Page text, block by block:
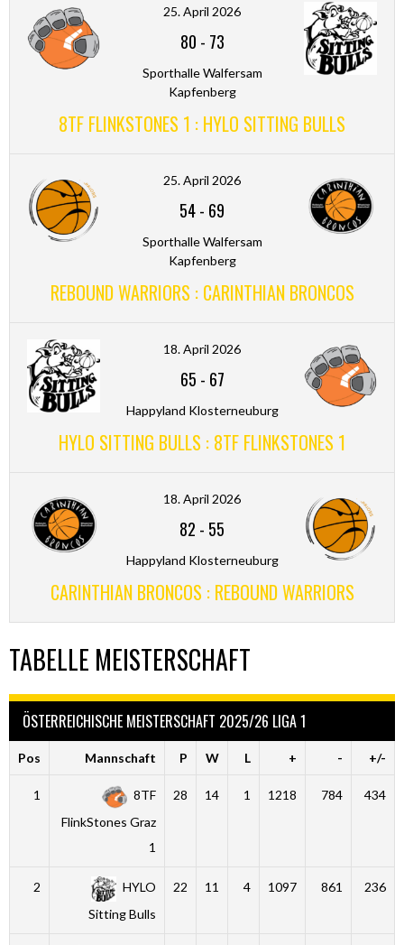
25. April 2026
80 - 73
Sporthalle Walfersam
Kapfenberg
8TF FLINKSTONES 1 : HYLO SITTING BULLS
25. April 2026
54- 69
Sporthalle Walfersam
Kapfenberg
REBOUND WARRIORS : CARINTHIAN BRONCOS
18. April 2026
65 - 67
Happyland Klosterneuburg
HYLO SITTING BULLS : 8TF FLINKSTONES 1
18. April 2026
82 - 55
Happyland Klosterneuburg
CARINTHIAN BRONCOS : REBOUND WARRIORS
TABELLE MEISTERSCHAFT
ÖSTERREICHISCHE MEISTERSCHAFT 2025/26 LIGA 1
Pos Mannschaft P W L + - +/-
1
8TF
FlinkStones Graz
1
28 14 1 1218 784 434
2
HYLO
Sitting Bulls
22 11 4 1097 861 236